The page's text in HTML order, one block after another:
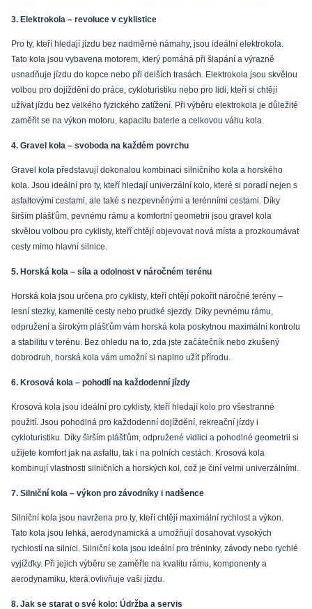
3. Elektrokola – revoluce v cyklistice
Pro ty, kteří hledají jízdu bez nadměrné námahy, jsou ideální elektrokola.
Tato kola jsou vybavena motorem, který pomáhá při šlapání a výrazně
usnadňuje jízdu do kopce nebo při delších trasách. Elektrokola jsou skvělou
volbou pro dojíždění do práce, cykloturistiku nebo pro lidi, kteří si chtějí
užívat jízdu bez velkého fyzického zatížení. Při výběru elektrokola je důležité
zaměřit se na výkon motoru, kapacitu baterie a celkovou váhu kola.
4. Gravel kola – svoboda na každém povrchu
Gravel kola představují dokonalou kombinaci silničního kola a horského
kola. Jsou ideální pro ty, kteří hledají univerzální kolo, které si poradí nejen s
asfaltovými cestami, ale také s nezpevněnými a terénními cestami. Díky
širším plášťům, pevnému rámu a komfortní geometrii jsou gravel kola
skvělou volbou pro cyklisty, kteří chtějí objevovat nová místa a prozkoumávat
cesty mimo hlavní silnice.
5. Horská kola – síla a odolnost v náročném terénu
Horská kola jsou určena pro cyklisty, kteří chtějí pokořit náročné terény –
lesní stezky, kamenité cesty nebo prudké sjezdy. Díky pevnému rámu,
odpružení a širokým plášťům vám horská kola poskytnou maximální kontrolu
a stabilitu v terénu. Bez ohledu na to, zda jste začátečník nebo zkušený
dobrodruh, horská kola vám umožní si naplno užít přírodu.
6. Krosová kola – pohodlí na každodenní jízdy
Krosová kola jsou ideální pro cyklisty, kteří hledají kolo pro všestranné
použití. Jsou pohodlná pro každodenní dojíždění, rekreační jízdy i
cykloturistiku. Díky širším plášťům, odpružené vidlici a pohodlné geometrii si
užijete komfort jak na asfaltu, tak i na polních cestách. Krosová kola
kombinují vlastnosti silničních a horských kol, což je činí velmi univerzálními.
7. Silniční kola – výkon pro závodníky i nadšence
Silniční kola jsou navržena pro ty, kteří chtějí maximální rychlost a výkon.
Tato kola jsou lehká, aerodynamická a umožňují dosahovat vysokých
rychlostí na silnici. Silniční kola jsou ideální pro tréninky, závody nebo rychlé
vyjížďky. Při jejich výběru se zaměřte na kvalitu rámu, komponenty a
aerodynamiku, která ovlivňuje vaši jízdu.
8. Jak se starat o své kolo: Údržba a servis